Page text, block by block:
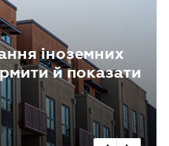
іноземних
й показати